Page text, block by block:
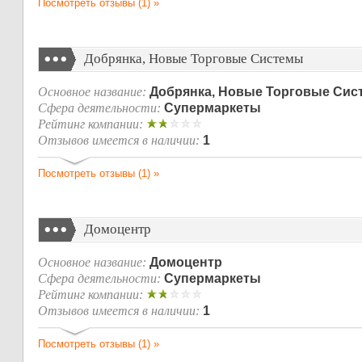
Посмотреть отзывы (1) »
Добрянка, Новые Торговые Системы
Основное название: Добрянка, Новые Торговые
Сфера деятельности: Супермаркеты
Рейтинг компании:
Отзывов имеется в наличии: 1
Посмотреть отзывы (1) »
Домоцентр
Основное название: Домоцентр
Сфера деятельности: Супермаркеты
Рейтинг компании:
Отзывов имеется в наличии: 1
Посмотреть отзывы (1) »